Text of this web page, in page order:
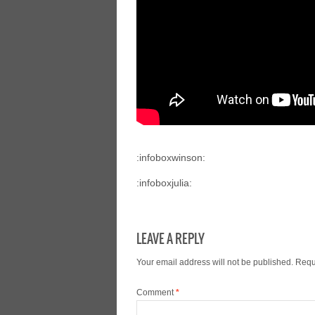
:infoboxwinson:
:infoboxjulia:
LEAVE A REPLY
Your email address will not be published.
Comment*